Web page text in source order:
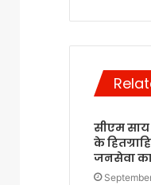
सीएम
के
जनसेवा का